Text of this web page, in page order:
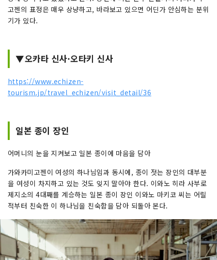
고젠의 표정은 매우 상냥하고, 바라보고 있으면 어딘가 안심하는 분위
기가 있다.
▼오카타 신사·오타키 신사
https://www.echizen-
tourism.jp/travel_echizen/visit_detail/36
일본 종이 장인
어머니의 눈을 지켜보고 일본 종이에 마음을 담아
가와카미고젠이 여성의 하나님임과 동시에, 종이 젓는 장인의 대부분
을 여성이 차지하고 있는 것도 잊지 말아야 한다. 이와노 히라 사부로
제지소의 4대째를 계승하는 일본 종이 장인 이와노 마키코 씨는 어릴
적부터 친숙한 이 하나님을 친숙함을 담아 되돌아 본다.